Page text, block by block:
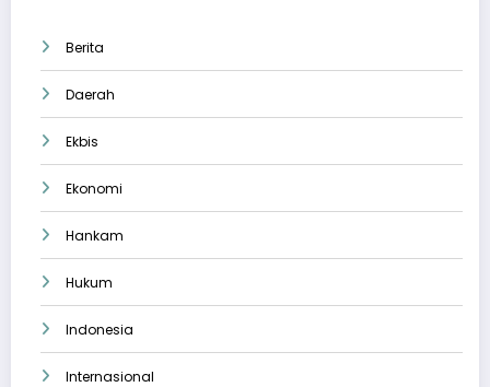
Berita
Daerah
Ekbis
Ekonomi
Hankam
Hukum
Indonesia
Internasional